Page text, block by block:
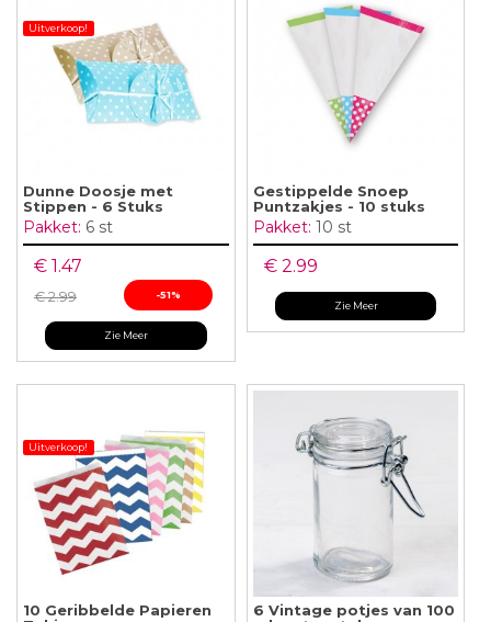
Uitverkoop!
Dunne Doosje met
Stippen - 6 Stuks
Pakket: 6 st
€ 1.47
€ 2.99 -51%
Zie Meer
Gestippelde Snoep
Puntzakjes - 10 stuks
Pakket: 10 st
€ 2.99
Zie Meer
Uitverkoop!
10 Geribbelde Papieren
6 Vintage potjes van 100